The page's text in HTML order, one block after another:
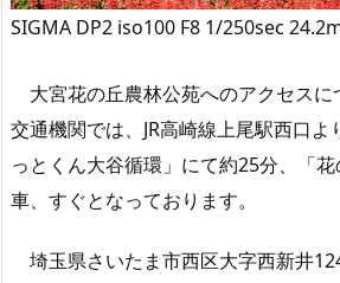
SIGMA DP2 iso100 F8 1/250sec
大宮花の丘農林公苑へのアクセスに
交通機関では、JR高崎線上尾駅西口
っとくん大谷循環」にて約25分、「
車、すぐとなっております。
埼玉県さいたま市西区大字西新井